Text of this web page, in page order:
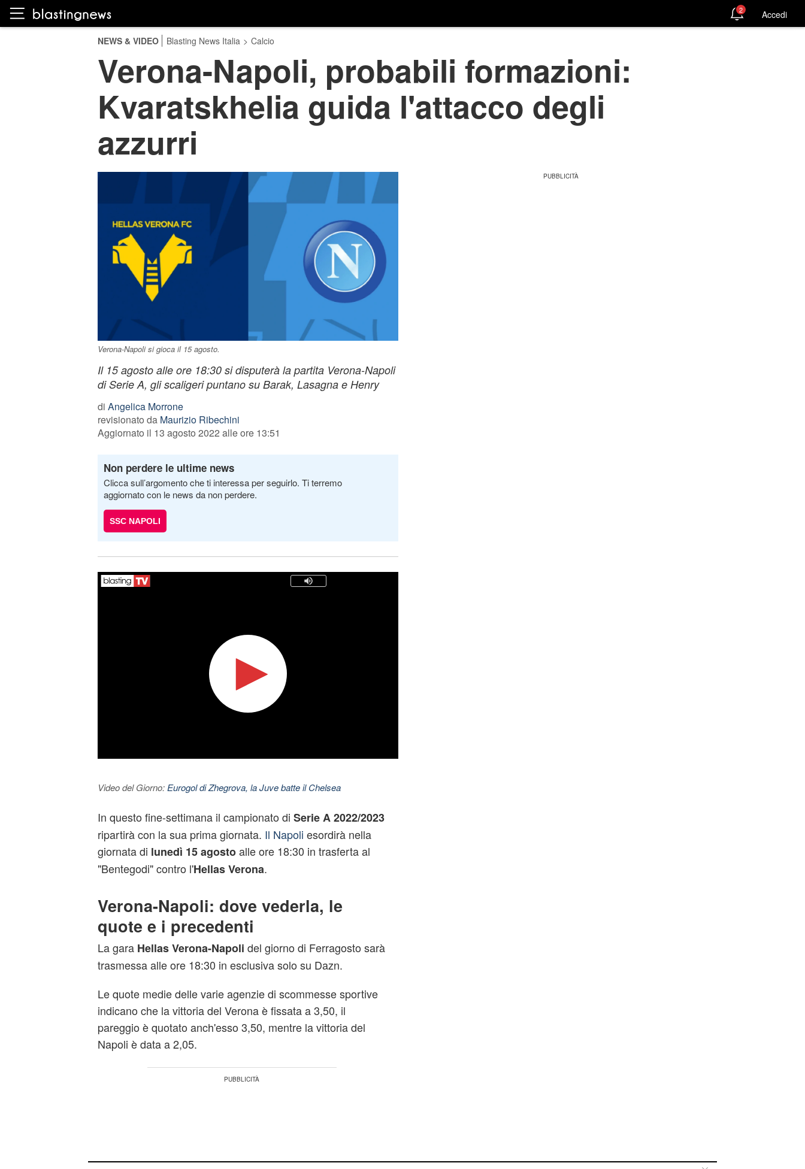
2 Accedi
NEWS & VIDEO Blasting News Italia > Calcio
Verona-Napoli, probabili formazioni:
Kvaratskhelia guida l'attacco degli
azzurri
Verona-Napoli si gioca il 15 agosto.
Il 15 agosto alle ore 18:30 si disputerà la partita Verona-Napoli
di Serie A, gli scaligeri puntano su Barak, Lasagna e Henry
di Angelica Morrone
revisionato da Maurizio Ribechini
Aggiornato il 13 agosto 2022 alle ore 13:51
Non perdere le ultime news
Clicca sull’argomento che ti interessa per seguirlo. Ti terremo
aggiornato con le news da non perdere.
SSC NAPOLI
Video del Giorno: Eurogol di Zhegrova, la Juve batte il Chelsea
In questo fine-settimana il campionato di Serie A 2022/2023
ripartirà con la sua prima giornata. Il Napoli esordirà nella
giornata di lunedì 15 agostoalle ore 18:30 in trasferta al
"Bentegodi" contro l'Hellas Verona.
Verona-Napoli: dove vederla, le
quote e i precedenti
La garaHellas Verona-Napoli del giorno di Ferragosto sarà
trasmessa alle ore 18:30 in esclusiva solo su Dazn.
Le quote medie delle varie agenzie di scommesse sportive
indicano che la vittoria del Verona è fissata a 3,50, il
pareggio è quotato anch'esso 3,50, mentre la vittoria del
Napoli è data a 2,05.